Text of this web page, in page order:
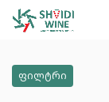
ფილტრი